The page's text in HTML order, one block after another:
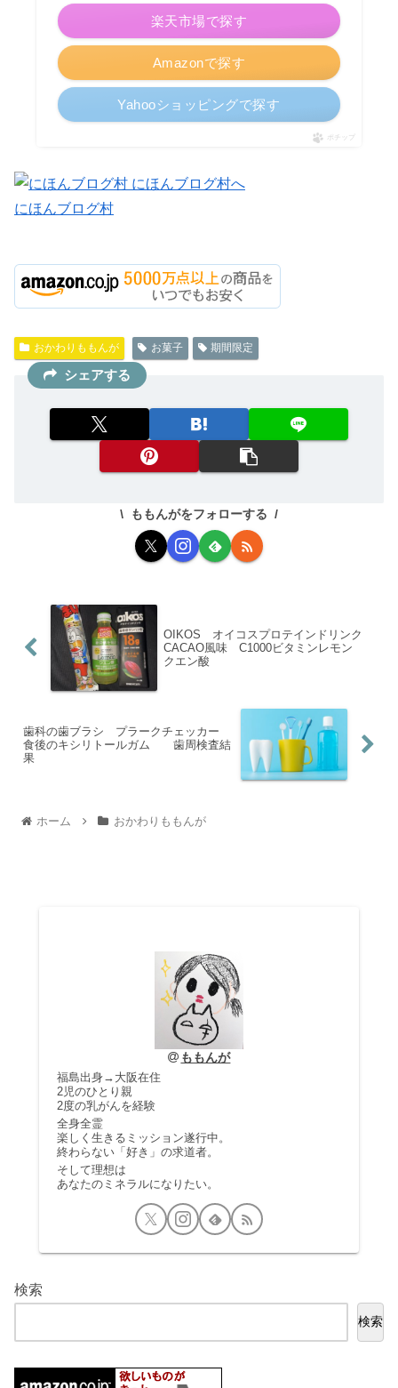
Amazonで探す
楽天市場で探す
Yahooショッピングで探す
ポチップ
にほんブログ村
おかわりももんが お菓子 期間限定
シェアする
ももんがをフォローする
OIKOS オイコスプロテインドリンク
CACAO風味 C1000ビタミンレモン
クエン酸
歯科の歯ブラシ プラークチェッカー
食後のキシリトールガム 歯周検査結
果
ホーム おかわりももんが
ももんが
福島出身→大阪在住
2児のひとり親
2度の乳がんを経験
全身全霊
楽しく生きるミッション遂行中。
終わらない「好き」の求道者。
そして理想は
あなたのミネラルになりたい。
検索
検索